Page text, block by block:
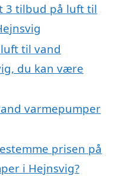
3 tilbud på luft til
til vand
du kan være
varmepumper
prisen på
i Hejnsvig?